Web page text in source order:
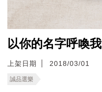
以你的名字呼喚我
上架日期 2018/03/01
誠品選樂